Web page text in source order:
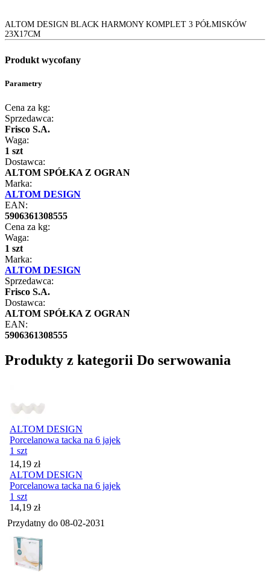
ALTOM DESIGN BLACK HARMONY KOMPLET 3 PÓŁMISKÓW
23X17CM
Produkt wycofany
Parametry
Cena za kg:
Sprzedawca:
Frisco S.A.
Waga:
1 szt
Dostawca:
ALTOM SPÓŁKA Z OGRAN
Marka:
ALTOM DESIGN
EAN:
5906361308555
Cena za kg:
Waga:
1 szt
Marka:
ALTOM DESIGN
Sprzedawca:
Frisco S.A.
Dostawca:
ALTOM SPÓŁKA Z OGRAN
EAN:
5906361308555
Produkty z kategorii Do serwowania
ALTOM DESIGN
Porcelanowa tacka na 6 jajek
1 szt
Cena
14,19 zł
ALTOM DESIGN
Porcelanowa tacka na 6 jajek
1 szt
Cena
14,19 zł
Przydatny do 08-02-2031